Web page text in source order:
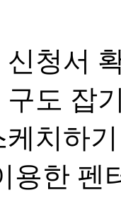
신청서
도 잡기
치하기
용한 펜